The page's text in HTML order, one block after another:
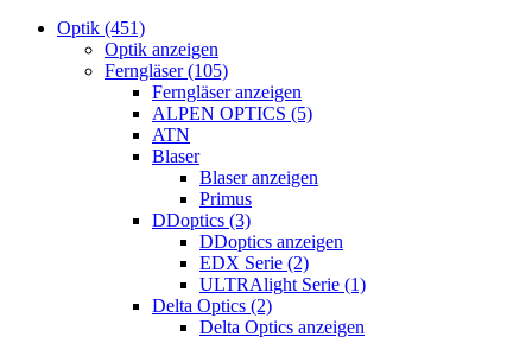
Optik (451)
Optik anzeigen
Ferngläser (105)
Ferngläser anzeigen
ALPEN OPTICS (5)
ATN
Blaser
Blaser anzeigen
Primus
DDoptics (3)
DDoptics anzeigen
EDX Serie (2)
ULTRAlight Serie (1)
Delta Optics (2)
Delta Optics anzeigen